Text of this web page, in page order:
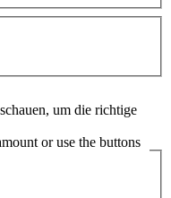
um die richtige
or use the buttons